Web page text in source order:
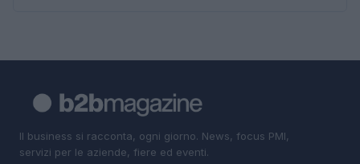
Il business si racconta, ogni giorno. News, focus PMI,
servizi per le aziende, fiere ed eventi.